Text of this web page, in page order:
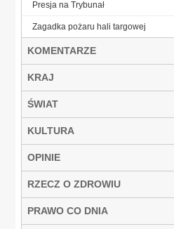
Presja na Trybunał
Zagadka pożaru hali targowej
KOMENTARZE
KRAJ
ŚWIAT
KULTURA
OPINIE
RZECZ O ZDROWIU
PRAWO CO DNIA